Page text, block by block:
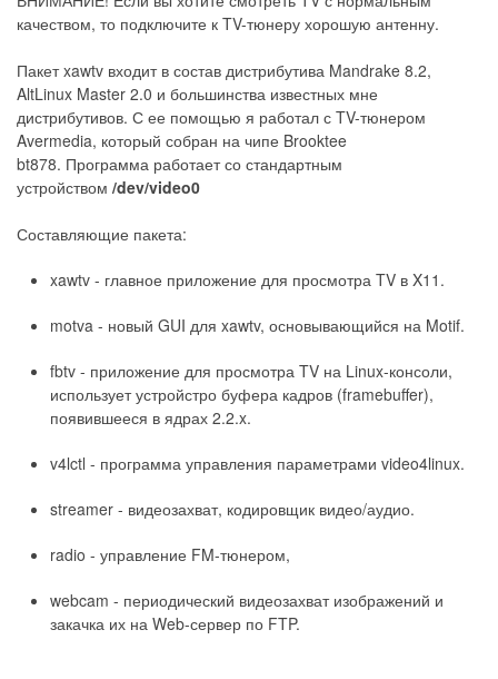
качеством, то подключите к TV-тюнеру хорошую антенну.
Пакет xawtv входит в состав дистрибутива Mandrake 8.2,
AltLinux Master 2.0 и большинства известных мне
дистрибутивов. С ее помощью я работал с TV-тюнером
Avermedia, который собран на чипе Brooktee
bt878. Программа работает со стандартным
устройством /dev/video0
Составляющие пакета:
xawtv - главное приложение для просмотра TV в X11.
motva - новый GUI для xawtv, основывающийся на Motif.
fbtv - приложение для просмотра TV на Linux-консоли,
использует устройстро буфера кадров (framebuffer),
появившееся в ядрах 2.2.x.
v4lctl - программа управления параметрами video4linux.
streamer - видеозахват, кодировщик видео/аудио.
radio - управление FM-тюнером,
webcam - периодический видеозахват изображений и
закачка их на Web-сервер по FTP.